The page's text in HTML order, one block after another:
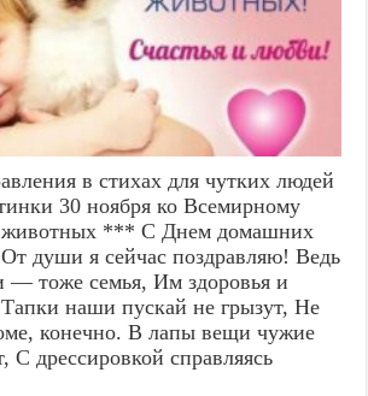
в стихах для чутких людей
30 ноября ко Всемирному
*** С Днем домашних
души я сейчас поздравляю! Ведь
тоже семья, Им здоровья и
наши пускай не грызут, Не
конечно. В лапы вещи чужие
С дрессировкой справляясь